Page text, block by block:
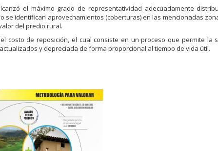
el máximo grado de representatividad adecuadamente
se identifican aprovechamientos (coberturas) en las mencionadas
del predio rural.
costo de reposición, el cual consiste en un proceso que permite la
y depreciada de forma proporcional al tiempo de vida útil.